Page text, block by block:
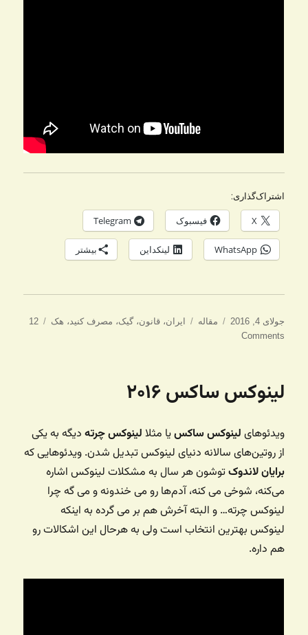
اشتراک‌گذاری:
X فیسبوک Telegram
WhatsApp لینکداین بیشتر
ارسال
شده
جولای 4, 2016 دسته‌ها
مقاله برچسب‌ها
ایران،قانون،گیک، مصرف کنید، هک
12
Comments
لینوکس ساکس ۲۰۱۶
ویدئوهای لینوکس ساکس‌ یا مثلا لینوکس چرته دیگه به یکی
از روتین‌های سالانه دنیای لینوکس تبدیل شدن. ویدئوهایی که
برایان لاندوکتوشون هر سال به مشکلات لینوکس اشاره
می‌کنه، شوخی می کنه، آدم‌ها رو می خندونه و می گه چرا
لینوکس چرته… و البته آخرش هم بر می گرده به اینکه
لینوکس بهترین انتخاب است ولی به هرحال این اشکالات رو
هم داره.